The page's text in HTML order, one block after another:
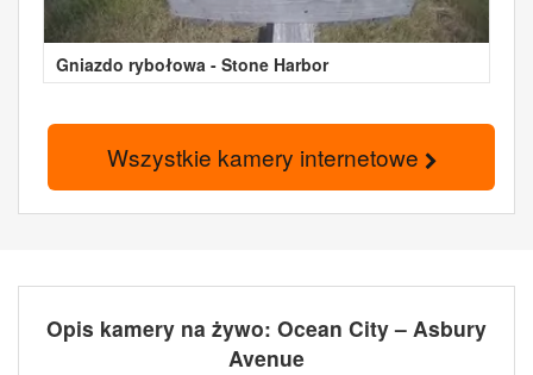
Gniazdo rybołowa - Stone Harbor
Wszystkie kamery internetowe
Opis kamery na żywo: Ocean City – Asbury
Avenue